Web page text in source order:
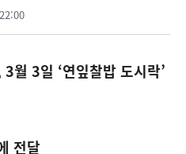
월 3일 ‘연잎찰밥 도시락’
전달